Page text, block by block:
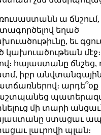
ա ճնշում,
եղած
եւ
կախուածութեան մէջ։
։ հայաստանը ճնշեց,
իբր անվտանգային
արդե՞օք
մի տարի
ստացաւ
լաւրովի պլան։